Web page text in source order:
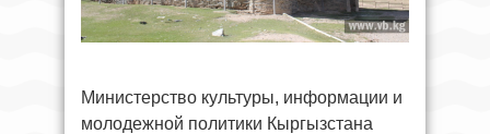
Министерство культуры, информации и
молодежной политики Кыргызстана